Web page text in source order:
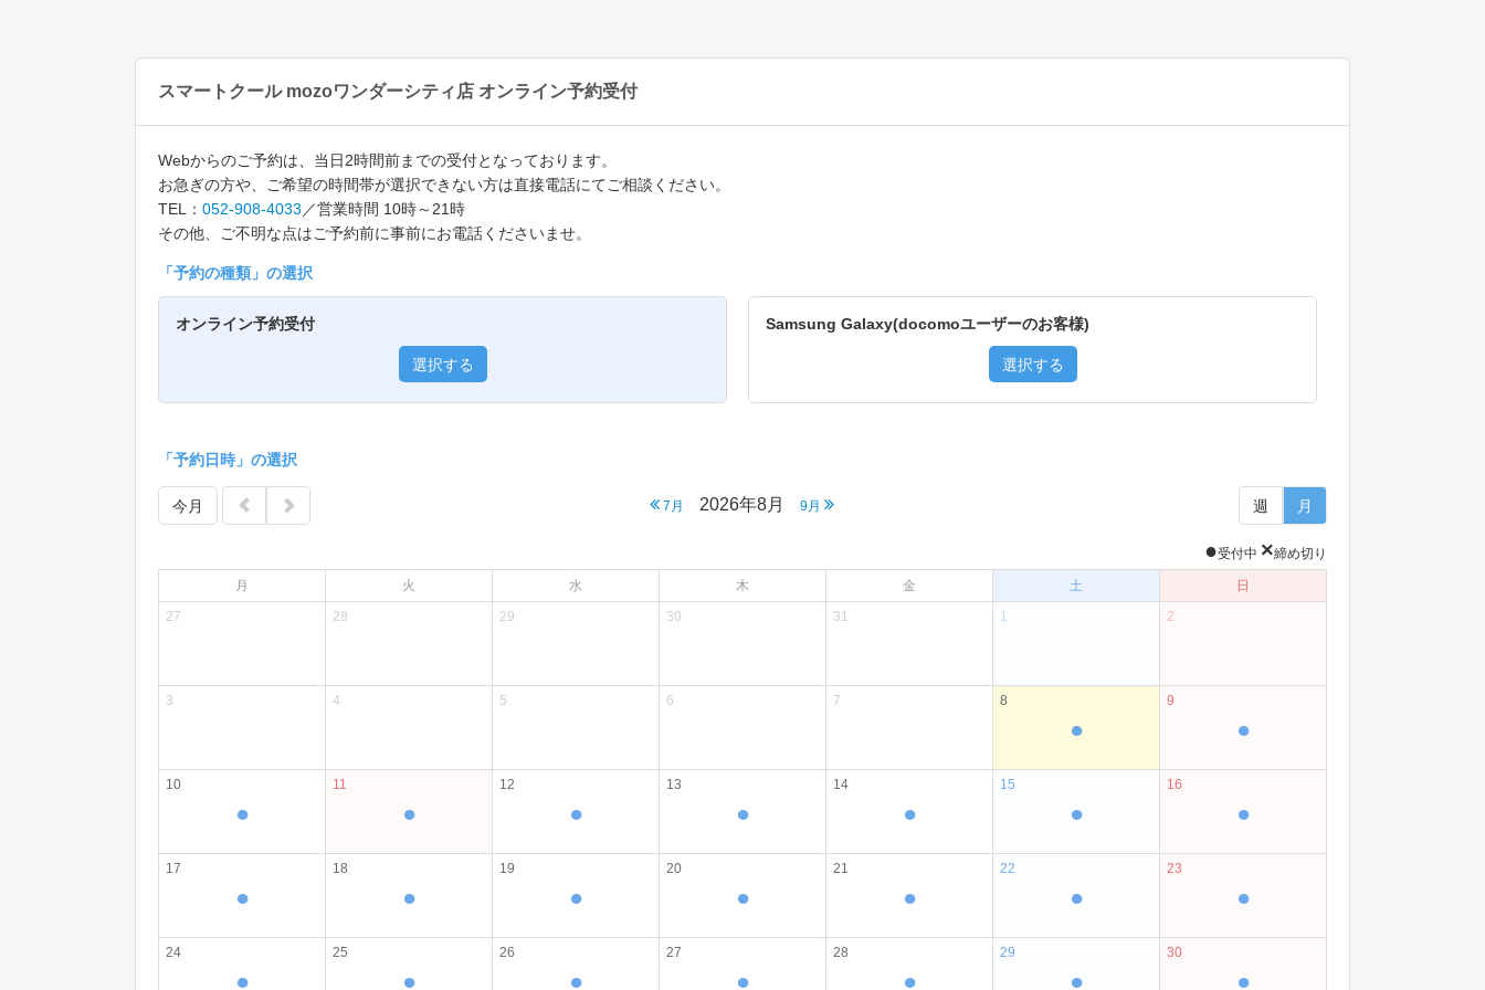
スマートクール mozoワンダーシティ店 オンライン予約受付
Webからのご予約は、当日2時間前までの受付となっております。
お急ぎの方や、ご希望の時間帯が選択できない方は直接電話にてご相談ください。
TEL： 052-908-4033 ／営業時間 10時～21時
その他、ご不明な点はご予約前に事前にお電話くださいませ。
「予約の種類 」の選択
オンライン予約受付
選択する
Samsung Galaxy(docomoユーザーのお客様)
選択する
「予約日時」の選択
今月 7月 2026年8月 9月 週 月
●受付中 ×締め切り
月 火 水 木 金 土
日
27
28 29 30 31 1 2
3 4 5 6 7 8
●
9
●
10
●
11
●
12
●
13
●
14
●
15
●
16
●
17
●
18
●
19
●
20
●
21
●
22
●
23
●
24
●
25
●
26
●
27
●
28
●
29
●
30
●